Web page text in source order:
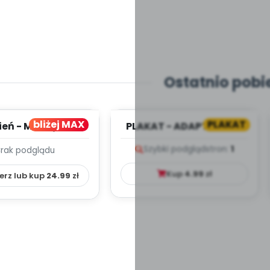
Ostatnio
bliżej MAX
- MIESIĘCZNY
–
podglądu
lub kup 24.99 zł
PLAKAT
PLAKAT - ADAPTACJA -
Szybki podgląd stron: 1
Kup4.99zł